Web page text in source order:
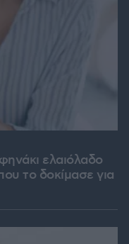
ελαιόλαδο
το δοκίμασε για